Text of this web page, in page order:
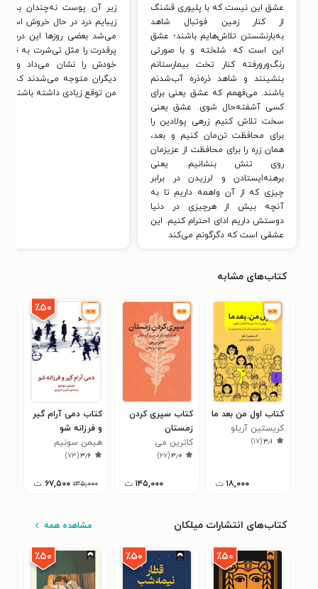
عشق این نیست که با پلیوری قشنگ
از کنار زمین فوتبال شاهد
به‌بارنشستن تلاش‌هایم باشند؛ عشق
این است که شلخته و با صورتی
رنگ‌ورورفته کنار تخت بیمارستانم
بنشینند و شاهد ذره‌ذره آب‌شدنم
باشند. می‌فهمم که عشق یعنی برای
کسی آشفته‌حال شوی. عشق یعنی
سخت تلاش کنیم زرهی پولادین را
برای محافظت تن‌مان کنیم و بعد،
همان زره را برای محافظت از عزیزمان
روی تنش بنشانیم. یعنی
برهنه‌ایستادن و لرزیدن در برابر
چیزی که از آن واهمه داریم تا به
آنچه بیش از هرچیزی در دنیا
دوستش داریم ادای احترام کنیم. این
عشقی است که دگرگونم می‌کند
زیر آن پوست نه‌چندان بد
زیبایم درد در حال خروش
می‌شد بعضی روزها این درد
پرقدرت را مثل تی‌شرت به تن
خودش را نشان می‌داد و
دیگران متوجه می‌شدند که
من توقع زیادی داشته باشند.
کتاب‌های مشابه
کتاب اول من بعد ما
کریستین آریلو
۳٫۱(۱۷)
۱۸,۰۰۰ ت
کتاب سپری کردن
زمستان
کاترین می
۳٫۰(۲۷)
۱۴۵,۰۰۰ ت
٪۵۰
کتاب دمی آرام گیر
و فرزانه شو
هیمن سونیم
۳٫۶(۷۳)
۱۳۵,۰۰۰ ۶۷,۵۰۰ ت
کتاب‌های انتشارات میلکان مشاهده همه
٪۵۰ ٪۵۰ ٪۵۰